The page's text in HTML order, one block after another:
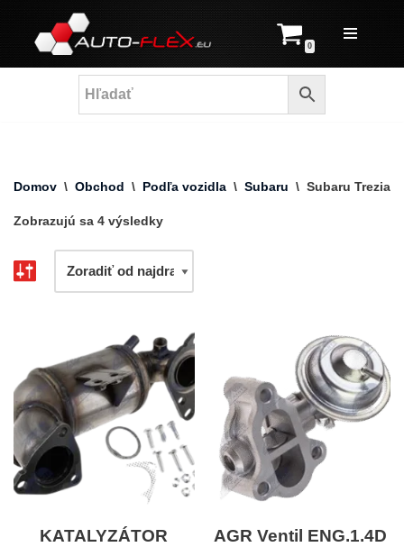
Prejsť
na
0
Domov \ Obchod \ Podľa vozidla \ Subaru \ Subaru Trezia
Zobrazujú sa 4 výsledky
KATALYZÁTOR
AGR Ventil ENG.1.4D